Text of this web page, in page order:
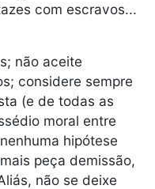
com escravos...
não aceite
considere sempre
(e de todas as
moral entre
hipótese
peça demissão,
não se deixe